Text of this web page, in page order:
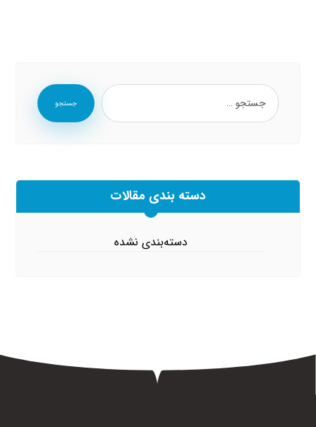
جستجو
دسته بندی مقالات
دسته‌بندی نشده